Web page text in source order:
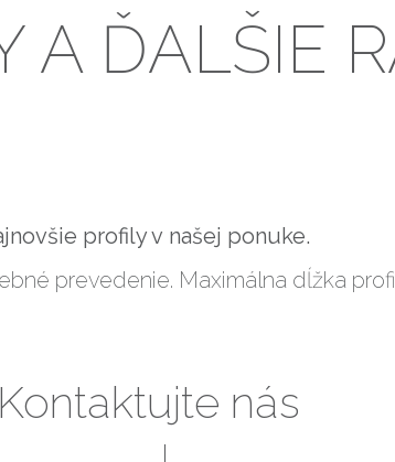
A ĎALŠIE
profily v našej ponuke.
prevedenie. Maximálna dĺžka
Kontaktujte nás